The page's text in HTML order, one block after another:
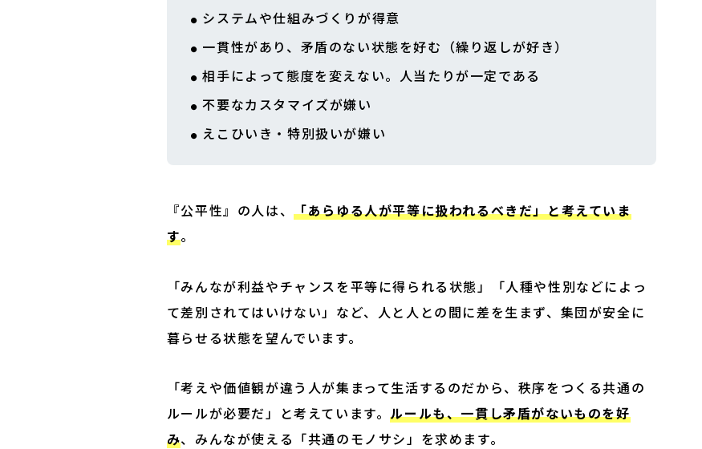
システムや仕組みづくりが得意
一貫性があり、矛盾のない状態を好む（繰り返しが好き）
相手によって態度を変えない。人当たりが一定である
不要なカスタマイズが嫌い
えこひいき・特別扱いが嫌い
『公平性』の人は、「あらゆる人が平等に扱われるべきだ」と考えていま
す。
「みんなが利益やチャンスを平等に得られる状態」「人種や性別などによっ
て差別されてはいけない」など、人と人との間に差を生まず、集団が安全に
暮らせる状態を望んでいます。
「考えや価値観が違う人が集まって生活するのだから、秩序をつくる共通の
ルールが必要だ」と考えています。ルールも、一貫し矛盾がないものを好
み、みんなが使える「共通のモノサシ」を求めます。